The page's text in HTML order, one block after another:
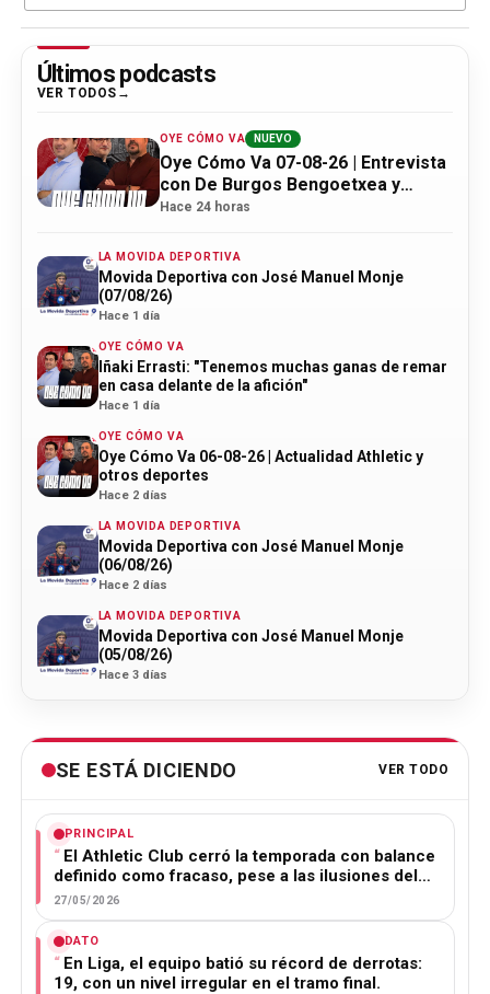
Últimos podcasts
VER TODOS
OYE CÓMO VA NUEVO
Oye Cómo Va 07-08-26 | Entrevista
con De Burgos Bengoetxea y
actualidad Athletic
Hace 24 horas
LA MOVIDA DEPORTIVA
Movida Deportiva con José Manuel Monje
(07/08/26)
Hace 1 día
OYE CÓMO VA
Iñaki Errasti: "Tenemos muchas ganas de remar
en casa delante de la afición"
Hace 1 día
OYE CÓMO VA
Oye Cómo Va 06-08-26 | Actualidad Athletic y
otros deportes
Hace 2 días
LA MOVIDA DEPORTIVA
Movida Deportiva con José Manuel Monje
(06/08/26)
Hace 2 días
LA MOVIDA DEPORTIVA
Movida Deportiva con José Manuel Monje
(05/08/26)
Hace 3 días
SE ESTÁ DICIENDO VER TODO
PRINCIPAL
El Athletic Club cerró la temporada con balance
definido como fracaso, pese a las ilusiones del…
27/05/2026
DATO
En Liga, el equipo batió su récord de derrotas:
19, con un nivel irregular en el tramo final.